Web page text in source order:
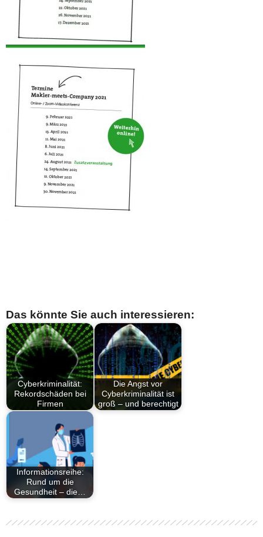
Das könnte Sie auch interessieren:
Cyberkriminalität:
Rekordschäden bei
Firmen
Die Angst vor
Cyberkriminalität ist
groß – und berechtigt
Informationsreihe:
Rund um die
Gesundheit – die…